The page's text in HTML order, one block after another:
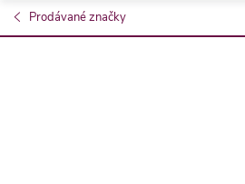
Prodávané značky